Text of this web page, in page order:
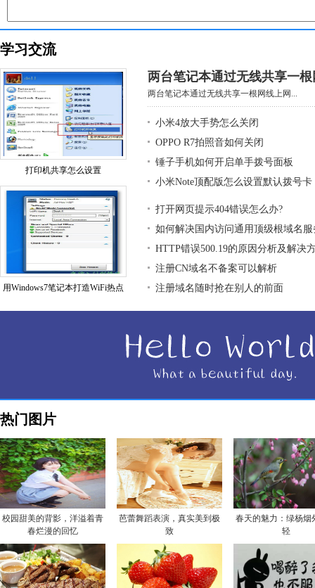
学习交流
打印机共享怎么设置
用Windows7笔记本打造WiFi热点
两台笔记本通过无线共享一
两台笔记本通过无线共享一根网线上网...
小米4放大手势怎么关闭
OPPO R7拍照音如何关闭
锤子手机如何开启单手拨号面板
小米Note顶配版怎么设置默认拨号卡
打开网页提示404错误怎么办?
如何解决国内访问通用顶级根域名
HTTP错误500.19的原因分析及解决
注册CN域名不备案可以解析
注册域名随时抢在别人的前面
热门图片
校园甜美的背影，洋溢着青
春烂漫的回忆
芭蕾舞蹈表演，真实美到极
致
春天的魅力：绿杨烟
轻